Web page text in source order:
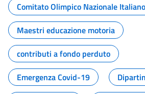
Comitato Olimpico Nazionale Italiano
Maestri educazione motoria
contributi a fondo perduto
Emergenza Covid-19